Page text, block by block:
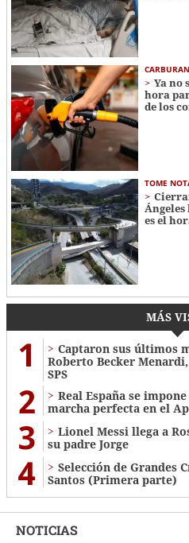
Ya no
hora
de los
TOME
Ángeles
es el
MÁS
1
Captaron sus últimos
Roberto Becker
SPS
2
Real España se
marcha perfecta en el
3
Lionel Messi llega a
su padre Jorge
4
Selección de Grandes
Santos (Primera parte)
NOTICIAS